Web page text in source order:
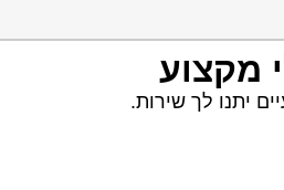
מקצוע
יתנו לך שירות.